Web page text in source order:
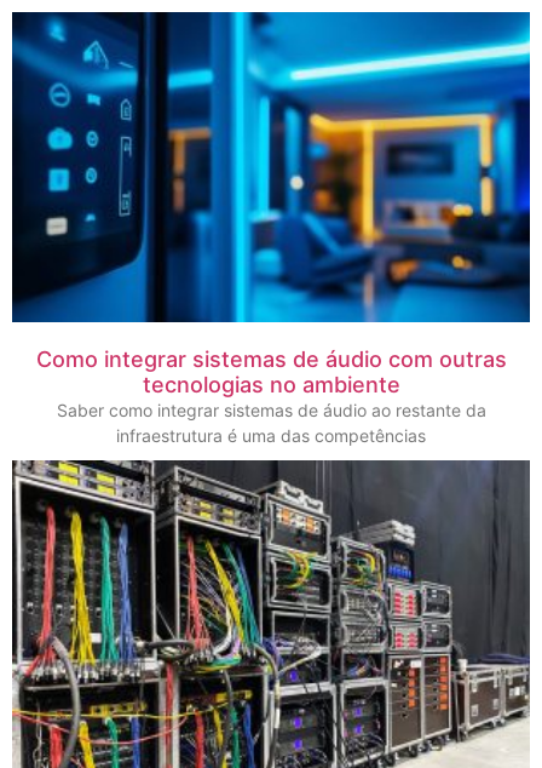
Como integrar sistemas de áudio com outras
tecnologias no ambiente
Saber como integrar sistemas de áudio ao restante da
infraestrutura é uma das competências